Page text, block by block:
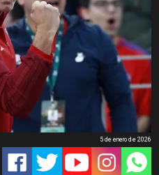
5 de enero de 2026